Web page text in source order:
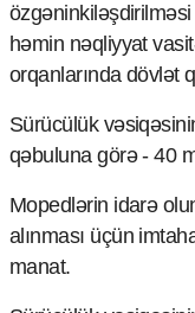
Cəmiyyət
Crossmedia.az -
Siyasət
Məhkəmə və
Ekologiya
Zəfər - 5
Media və QHT
Hadisə
Sağlamlıq
həmin nəqliyyat
orqanlarında dövlət
Sürücülük
qəbuluna görə - 40
Mopedlərin idarə
alınması üçün
manat.